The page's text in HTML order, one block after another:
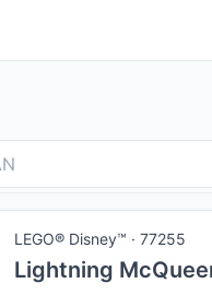
LEGO® Disney™ · 77255
Lightning